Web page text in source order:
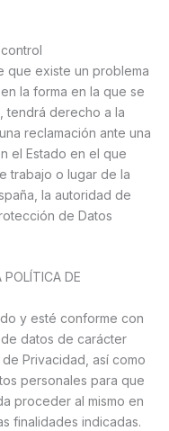
que existe un problema
la forma en la que se
tendrá derecho a la
reclamación ante una
el Estado en el que
trabajo o lugar de la
la autoridad de
de Datos
POLÍTICA DE
y esté conforme con
datos de carácter
Privacidad, así como
personales para que
proceder al mismo en
finalidades indicadas.